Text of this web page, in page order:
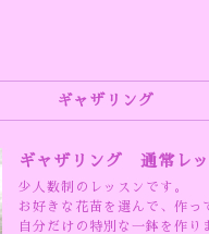
ギャザリング
ギャザリング 通常レ
少人数制のレッスンです。
お好きな花苗を選んで、作っ
自分だけの特別な一鉢を作り